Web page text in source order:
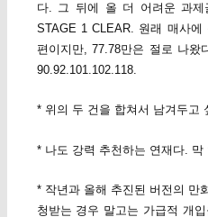
다. 그 뒤에 올 더 어려운 과제
STAGE 1 CLEAR. 원래 매사에
편이지만, 77.78만은 절로 나왔
90.92.101.102.118.
* 위의 두 건을 합쳐서 남겨두고
* 나도 강력 추천하는 연재다. 막
* 작년과 올해 추진된 버전의 만
청받는 경우 말고는 가급적 개